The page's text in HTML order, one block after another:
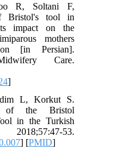
P, Khodabaneloo R,
Y. The use of
counseling and its
status in primiparous
cesarean section [in
J Nurs Midwifery
ajnmc.27.6.424
G, İnal S, Erdim L,
and validity of the
Assessment Tool in
Midwifery.
j.midw.2017.10.007